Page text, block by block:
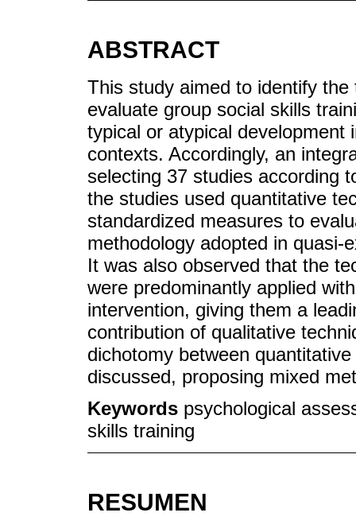
ABSTRACT
This study aimed to identify
evaluate group social skills
typical or atypical development
contexts. Accordingly, an
selecting 37 studies according
the studies used quantitative
standardized measures to
methodology adopted in quasi-
It was also observed that the
were predominantly applied
intervention, giving them a
contribution of qualitative
dichotomy between
discussed, proposing mixed
Keywords psychological
skills training
RESUMEN